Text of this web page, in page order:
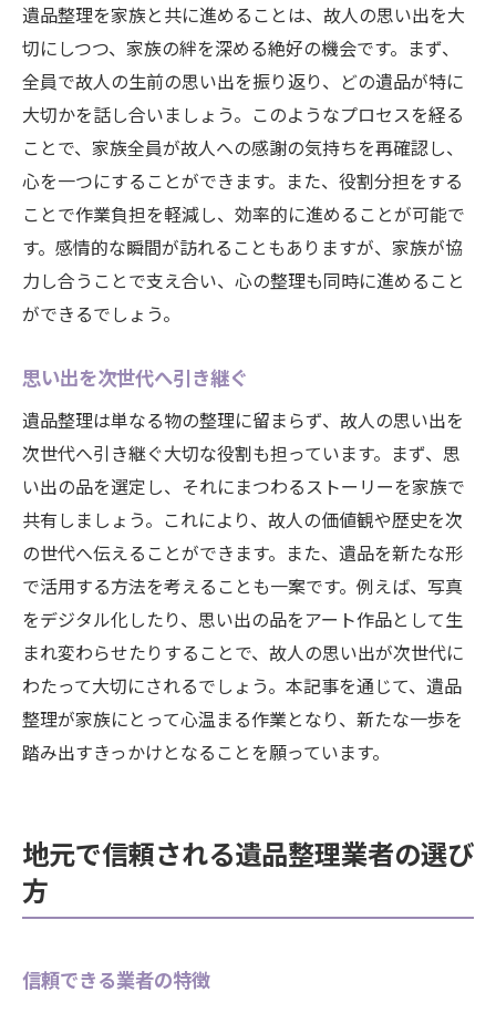
遺品整理を家族と共に進めることは、故人の思い出を大
切にしつつ、家族の絆を深める絶好の機会です。まず、
全員で故人の生前の思い出を振り返り、どの遺品が特に
大切かを話し合いましょう。このようなプロセスを経る
ことで、家族全員が故人への感謝の気持ちを再確認し、
心を一つにすることができます。また、役割分担をする
ことで作業負担を軽減し、効率的に進めることが可能で
す。感情的な瞬間が訪れることもありますが、家族が協
力し合うことで支え合い、心の整理も同時に進めること
ができるでしょう。
思い出を次世代へ引き継ぐ
遺品整理は単なる物の整理に留まらず、故人の思い出を
次世代へ引き継ぐ大切な役割も担っています。まず、思
い出の品を選定し、それにまつわるストーリーを家族で
共有しましょう。これにより、故人の価値観や歴史を次
の世代へ伝えることができます。また、遺品を新たな形
で活用する方法を考えることも一案です。例えば、写真
をデジタル化したり、思い出の品をアート作品として生
まれ変わらせたりすることで、故人の思い出が次世代に
わたって大切にされるでしょう。本記事を通じて、遺品
整理が家族にとって心温まる作業となり、新たな一歩を
踏み出すきっかけとなることを願っています。
地元で信頼される遺品整理業者の選び
方
信頼できる業者の特徴